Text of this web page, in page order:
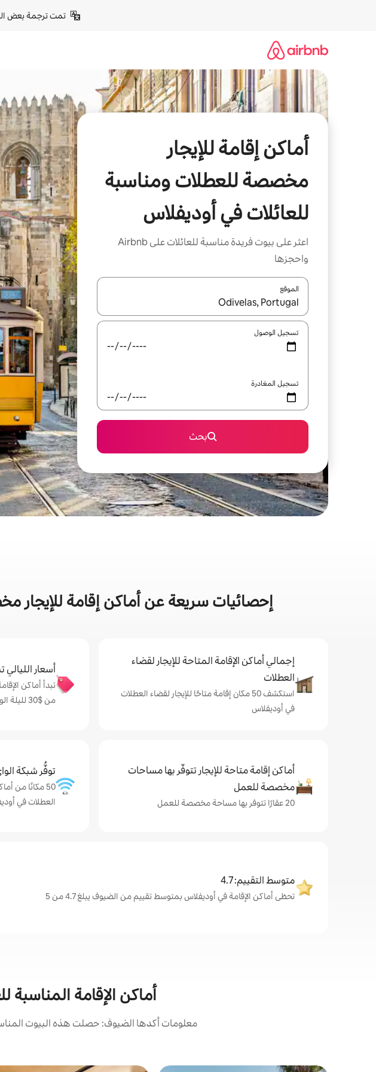
تمت ترجمة بعض
أماكن إقامة للإيجار
مخصصة للعطلات ومناسبة
للعائلات في أوديفلاس
اعثر على بيوت فريدة مناسبة للعائلات على Airbnb
واحجزها
الموقع
عند توفر النتائج، انتقل باستخدام السهمين لأعلى ولأسفل أو استكشف عن طريق اللمس
تسجيل الوصول
تسجيل المغادرة
بحث
إحصائيات سريعة عن أماكن إقامة للإيجار
إجمالي أماكن الإقامة المتاحة للإيجار لقضاء
العطلات
استكشف 50 مكان إقامة متاحًا للإيجار لقضاء العطلات
في أوديفلاس
أسعار الليالي
تبدأ أماكن
من $‏30 لليلة الواحدة قبل احتساب الضرائب والرسوم
أماكن إقامة متاحة للإيجار تتوفّر بها مساحات
مخصصة للعمل
20 عقارًا تتوفر بها مساحة مخصصة للعمل
توفُّر شبكة
50 مكانًا من
العطلات في
متوسط التقييم: 4.7
تحظى أماكن الإقامة في أوديفلاس بمتوسط تقييم من الضيوف يبلغ 4.7 من 5
أماكن الإقامة المناسبة
معلومات أكدها الضيوف: حصلت هذه البيوت